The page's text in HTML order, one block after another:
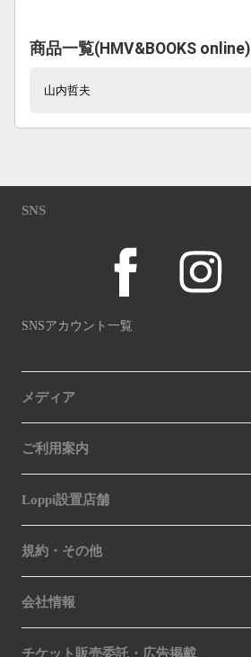
商品一覧(HMV&BOOKS online)
山内哲夫
SNS
SNSアカウント一覧
メディア
ご利用案内
Loppi設置店舗
規約・その他
会社情報
チケット販売委託・広告掲載